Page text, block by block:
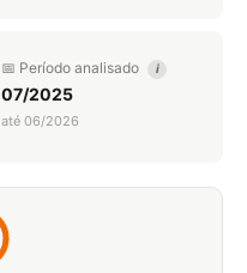
📅 Período analisado i
07/2025
até 06/2026